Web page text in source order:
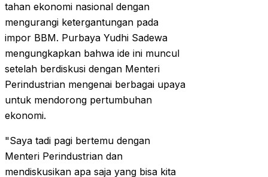
tahan ekonomi nasional dengan
mengurangi ketergantungan pada
impor BBM. Purbaya Yudhi Sadewa
mengungkapkan bahwa ide ini muncul
setelah berdiskusi dengan Menteri
Perindustrian mengenai berbagai upaya
untuk mendorong pertumbuhan
ekonomi.
"Saya tadi pagi bertemu dengan
Menteri Perindustrian dan
mendiskusikan apa saja yang bisa kita